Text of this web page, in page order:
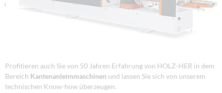
Profitieren auch Sie von 50 Jahren Erfahrung von HOLZ-HER in dem
Bereich Kantenanleimmaschinen und lassen Sie sich von unserem
technischen Know-how überzeugen.